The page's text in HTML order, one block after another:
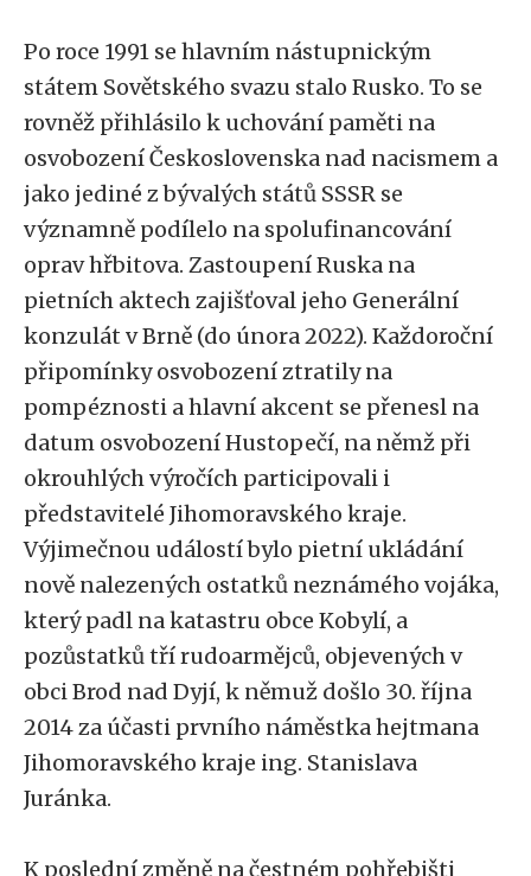
Po roce 1991 se hlavním nástupnickým
státem Sovětského svazu stalo Rusko. To se
rovněž přihlásilo k uchování paměti na
osvobození Československa nad nacismem a
jako jediné z bývalých států SSSR se
významně podílelo na spolufinancování
oprav hřbitova. Zastoupení Ruska na
pietních aktech zajišťoval jeho Generální
konzulát v Brně (do února 2022). Každoroční
připomínky osvobození ztratily na
pompéznosti a hlavní akcent se přenesl na
datum osvobození Hustopečí, na němž při
okrouhlých výročích participovali i
představitelé Jihomoravského kraje.
Výjimečnou událostí bylo pietní ukládání
nově nalezených ostatků neznámého vojáka,
který padl na katastru obce Kobylí, a
pozůstatků tří rudoarmějců, objevených v
obci Brod nad Dyjí, k němuž došlo 30. října
2014 za účasti prvního náměstka hejtmana
Jihomoravského kraje ing. Stanislava
Juránka.
K poslední změně na čestném pohřebišti